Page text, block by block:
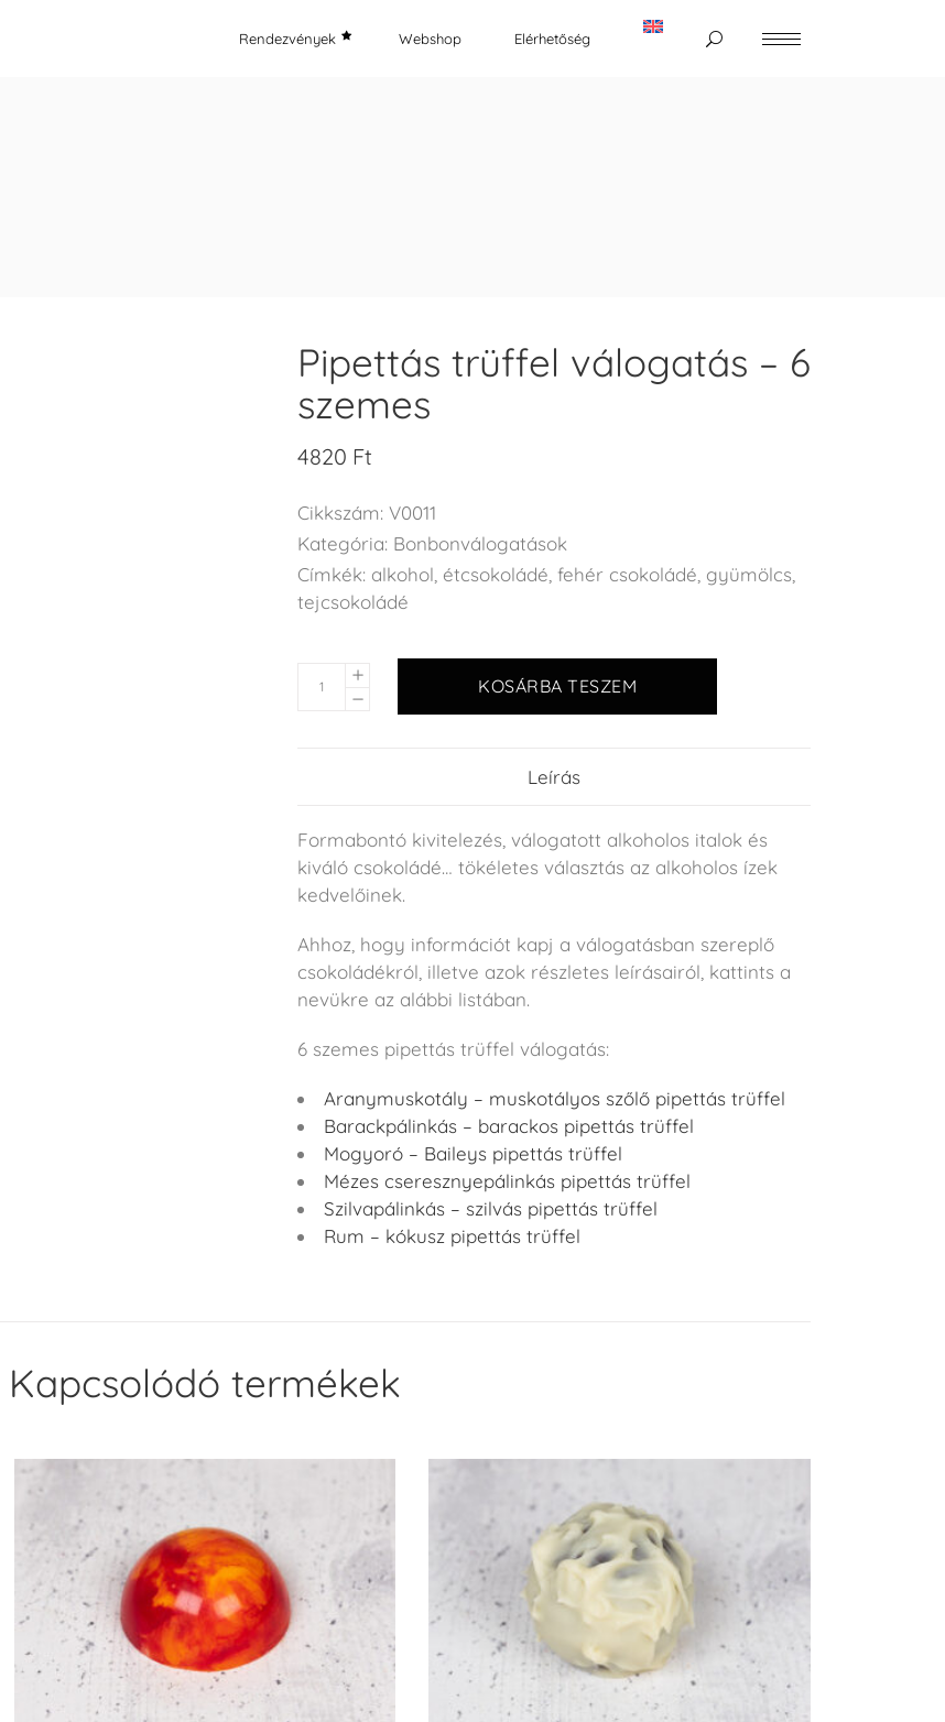
Rendezvények Webshop Elérhetőség
Pipettás trüffel válogatás – 6
szemes
4820 Ft
Cikkszám: V0011
Kategória: Bonbonválogatások
Címkék: alkohol étcsokoládé fehér csokoládé gyümölcs
tejcsokoládé
KOSÁRBA TESZEM
Leírás
Formabontó kivitelezés, válogatott alkoholos italok és
kiváló csokoládé… tökéletes választás az alkoholos ízek
kedvelőinek.
Ahhoz, hogy információt kapj a válogatásban szereplő
csokoládékról, illetve azok részletes leírásairól, kattints a
nevükre az alábbi listában.
6 szemes pipettás trüffel válogatás:
Aranymuskotály – muskotályos szőlő pipettás trüffel
Barackpálinkás – barackos pipettás trüffel
Mogyoró – Baileys pipettás trüffel
Mézes cseresznyepálinkás pipettás trüffel
Szilvapálinkás – szilvás pipettás trüffel
Rum – kókusz pipettás trüffel
Kapcsolódó termékek
KOSÁRBA TESZEM KOSÁRBA TESZEM